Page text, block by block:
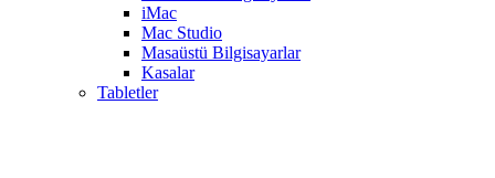
iMac
Mac Studio
Masaüstü Bilgisayarlar
Kasalar
Tabletler